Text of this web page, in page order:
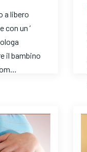
a libero
un ’
il bambino